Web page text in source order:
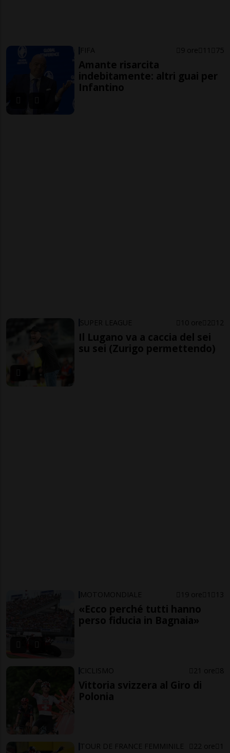
FIFA 9 ore 11 75
Amante risarcita
indebitamente: altri guai per
Infantino
SUPER LEAGUE 10 ore 2 12
Il Lugano va a caccia del sei
su sei (Zurigo permettendo)
MOTOMONDIALE 19 ore 1 13
«Ecco perché tutti hanno
perso fiducia in Bagnaia»
CICLISMO 21 ore 8
Vittoria svizzera al Giro di
Polonia
TOUR DE FRANCE FEMMINILE 22 ore 1